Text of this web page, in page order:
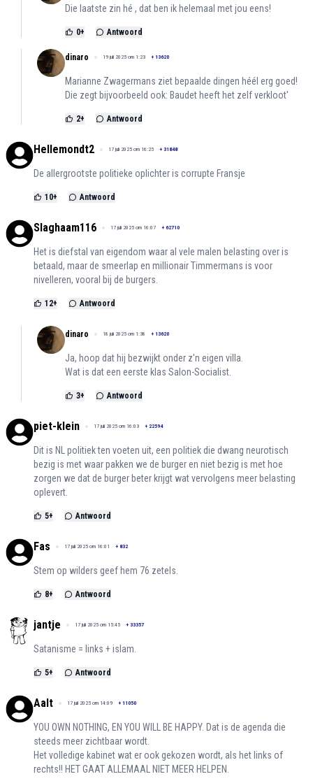
Die laatste zin hé , dat ben ik helemaal met jou eens!
0+ Antwoord
dinaro 19 juli 2025 om 1:23 + 13620
Marianne Zwagermans ziet bepaalde dingen héél erg goed!
Die zegt bijvoorbeeld ook: Baudet heeft het zelf verkloot'
2+ Antwoord
Hellemondt2 17 juli 2025 om 16:25 + 31848
De allergrootste politieke oplichter is corrupte Fransje
10+ Antwoord
Slaghaam116 17 juli 2025 om 16:07 + 62710
Het is diefstal van eigendom waar al vele malen belasting over is
betaald, maar de smeerlap en millionair Timmermans is voor
nivelleren, vooral bij de burgers.
12+ Antwoord
dinaro 18 juli 2025 om 1:38 + 13620
Ja, hoop dat hij bezwijkt onder z'n eigen villa.
Wat is dat een eerste klas Salon-Socialist.
3+ Antwoord
piet-klein 17 juli 2025 om 16:03 + 22594
Dit is NL politiek ten voeten uit, een politiek die dwang neurotisch
bezig is met waar pakken we de burger en niet bezig is met hoe
zorgen we dat de burger beter krijgt wat vervolgens meer belasting
oplevert.
5+ Antwoord
Fas 17 juli 2025 om 16:01 + 832
Stem op wilders geef hem 76 zetels.
8+ Antwoord
jantje 17 juli 2025 om 15:45 + 33357
Satanisme = links + islam.
5+ Antwoord
Aalt 17 juli 2025 om 14:09 + 11050
YOU OWN NOTHING, EN YOU WILL BE HAPPY. Dat is de agenda die
steeds meer zichtbaar wordt.
Het volledige kabinet wat er ook gekozen wordt, als het links of
rechts!! HET GAAT ALLEMAAL NIET MEER HELPEN.